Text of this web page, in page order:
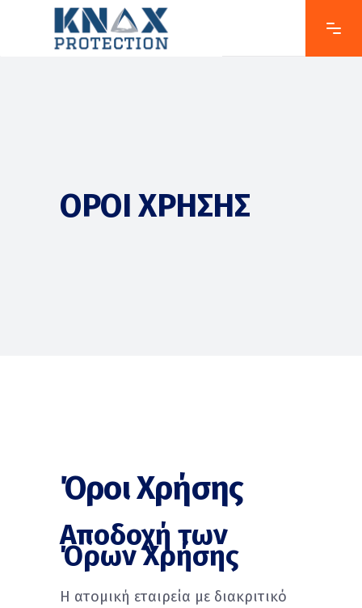
ΌΡΟΙ ΧΡΉΣΗΣ
Όροι Χρήσης
Αποδοχή των
Όρων Χρήσης
H ατομική εταιρεία με διακριτικό